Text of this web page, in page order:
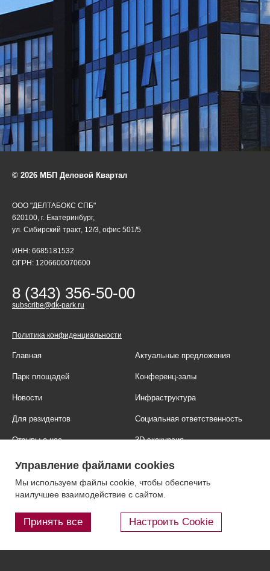
© 2026 МБП Деловой Квартал
ООО "ДЕЛТАБОКС СПБ"
620100, г. Екатеринбург,
ул. Сибирский тракт, 12/3, офис 501/5
ИНН: 6685181532
ОГРН: 1206600070600
8 (343) 356-50-00
subscribe@dk-park.ru
Политика конфиденциальности
Главная Актуальные предложения
Парк площадей Конференц-залы
Новости Инфраструктура
Для резидентов Социальная ответственность
Отзывы о нас 3D-экскурсия
Фотогалерея Правовая информация
Контакты Блог
Управление файлами cookies
Мы используем файлы cookie, чтобы обеспечить
наилучшее взаимодействие с сайтом.
Принять все Настроить Cookie